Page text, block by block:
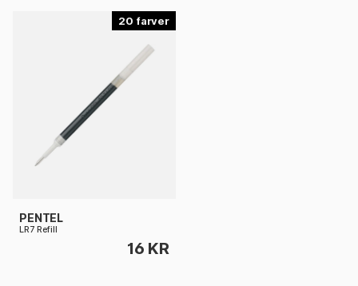
20
PENTEL
LR7 Refill
16 KR